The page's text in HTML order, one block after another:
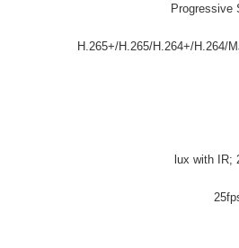
1/2.8″
H.265+/H.265/H.264+/H.264/